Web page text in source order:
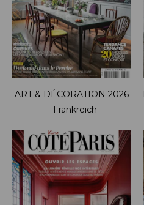
ART & DÉCORATION 2026
– Frankreich